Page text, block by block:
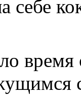
себе
время